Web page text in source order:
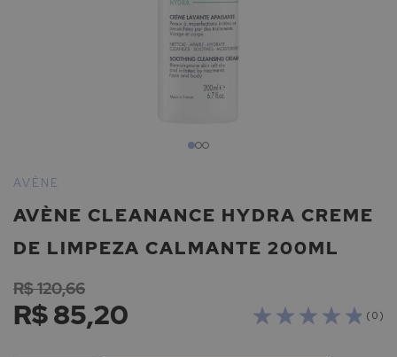
para
início
Galeria
imagens
AVÈNE CLEANANCE HYDRA CREME
DE LIMPEZA CALMANTE 200ML
AVÈNE
( 0 )
R$ 85,20
R$ 120,66